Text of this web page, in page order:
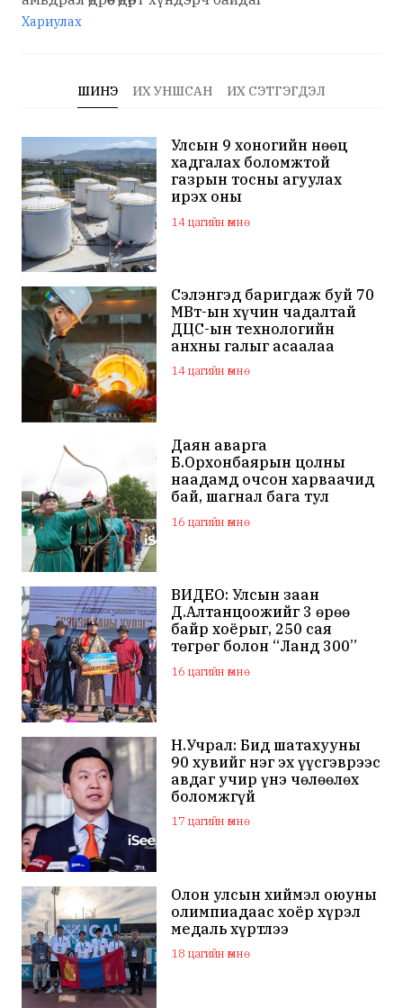
Хариулах
ШИНЭ ИХ УНШСАН ИХ СЭТГЭГДЭЛ
Улсын 9 хоногийн нөөц
хадгалах боломжтой
газрын тосны агуулах
ирэх оны
арванхоёрдугаар сар
ашиглалтад орно
14 цагийн өмнө
Сэлэнгэд баригдаж буй 70
МВт-ын хүчин чадалтай
ДЦС-ын технологийн
анхны галыг асаалаа
14 цагийн өмнө
Даян аварга
Б.Орхонбаярын цолны
наадамд очсон харваачид
бай, шагнал бага тул
наадамд оролцохгүй
гэдгээ мэдэгдлээ
16 цагийн өмнө
ВИДЕО: Улсын заан
Д.Алтанцоожийг 3 өрөө
байр хоёрыг, 250 сая
төгрөг болон “Ланд 300”
маркийн автомашинаар
мялаажээ
16 цагийн өмнө
Н.Учрал: Бид шатахууны
90 хувийг нэг эх үүсгэврээс
авдаг учир үнэ чөлөөлөх
боломжгүй
17 цагийн өмнө
Олон улсын хиймэл оюуны
олимпиадаас хоёр хүрэл
медаль хүртлээ
18 цагийн өмнө